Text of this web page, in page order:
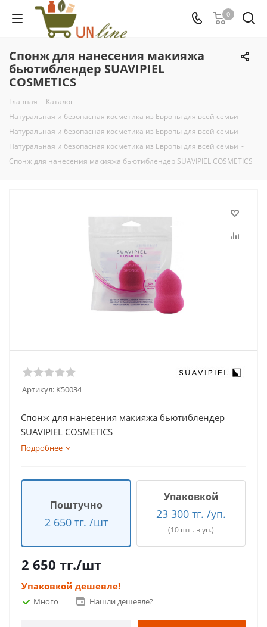
0
Спонж для нанесения макияжа
бьютиблендер SUAVIPIEL
COSMETICS
Главная - Каталог -
Натуральная и безопасная косметика из Европы для всей семьи -
Натуральная и безопасная косметика из Европы для всей семьи -
Натуральная и безопасная косметика из Европы для всей семьи -
Спонж для нанесения макияжа бьютиблендер SUAVIPIEL COSMETICS
Артикул: K50034
Спонж для нанесения макияжа бьютиблендер
SUAVIPIEL COSMETICS
Подробнее
Поштучно
2 650 тг. /шт
Упаковкой
23 300 тг. /уп.
(10 шт . в уп.)
2 650 тг./шт
Упаковкой дешевле!
Много Нашли дешевле?